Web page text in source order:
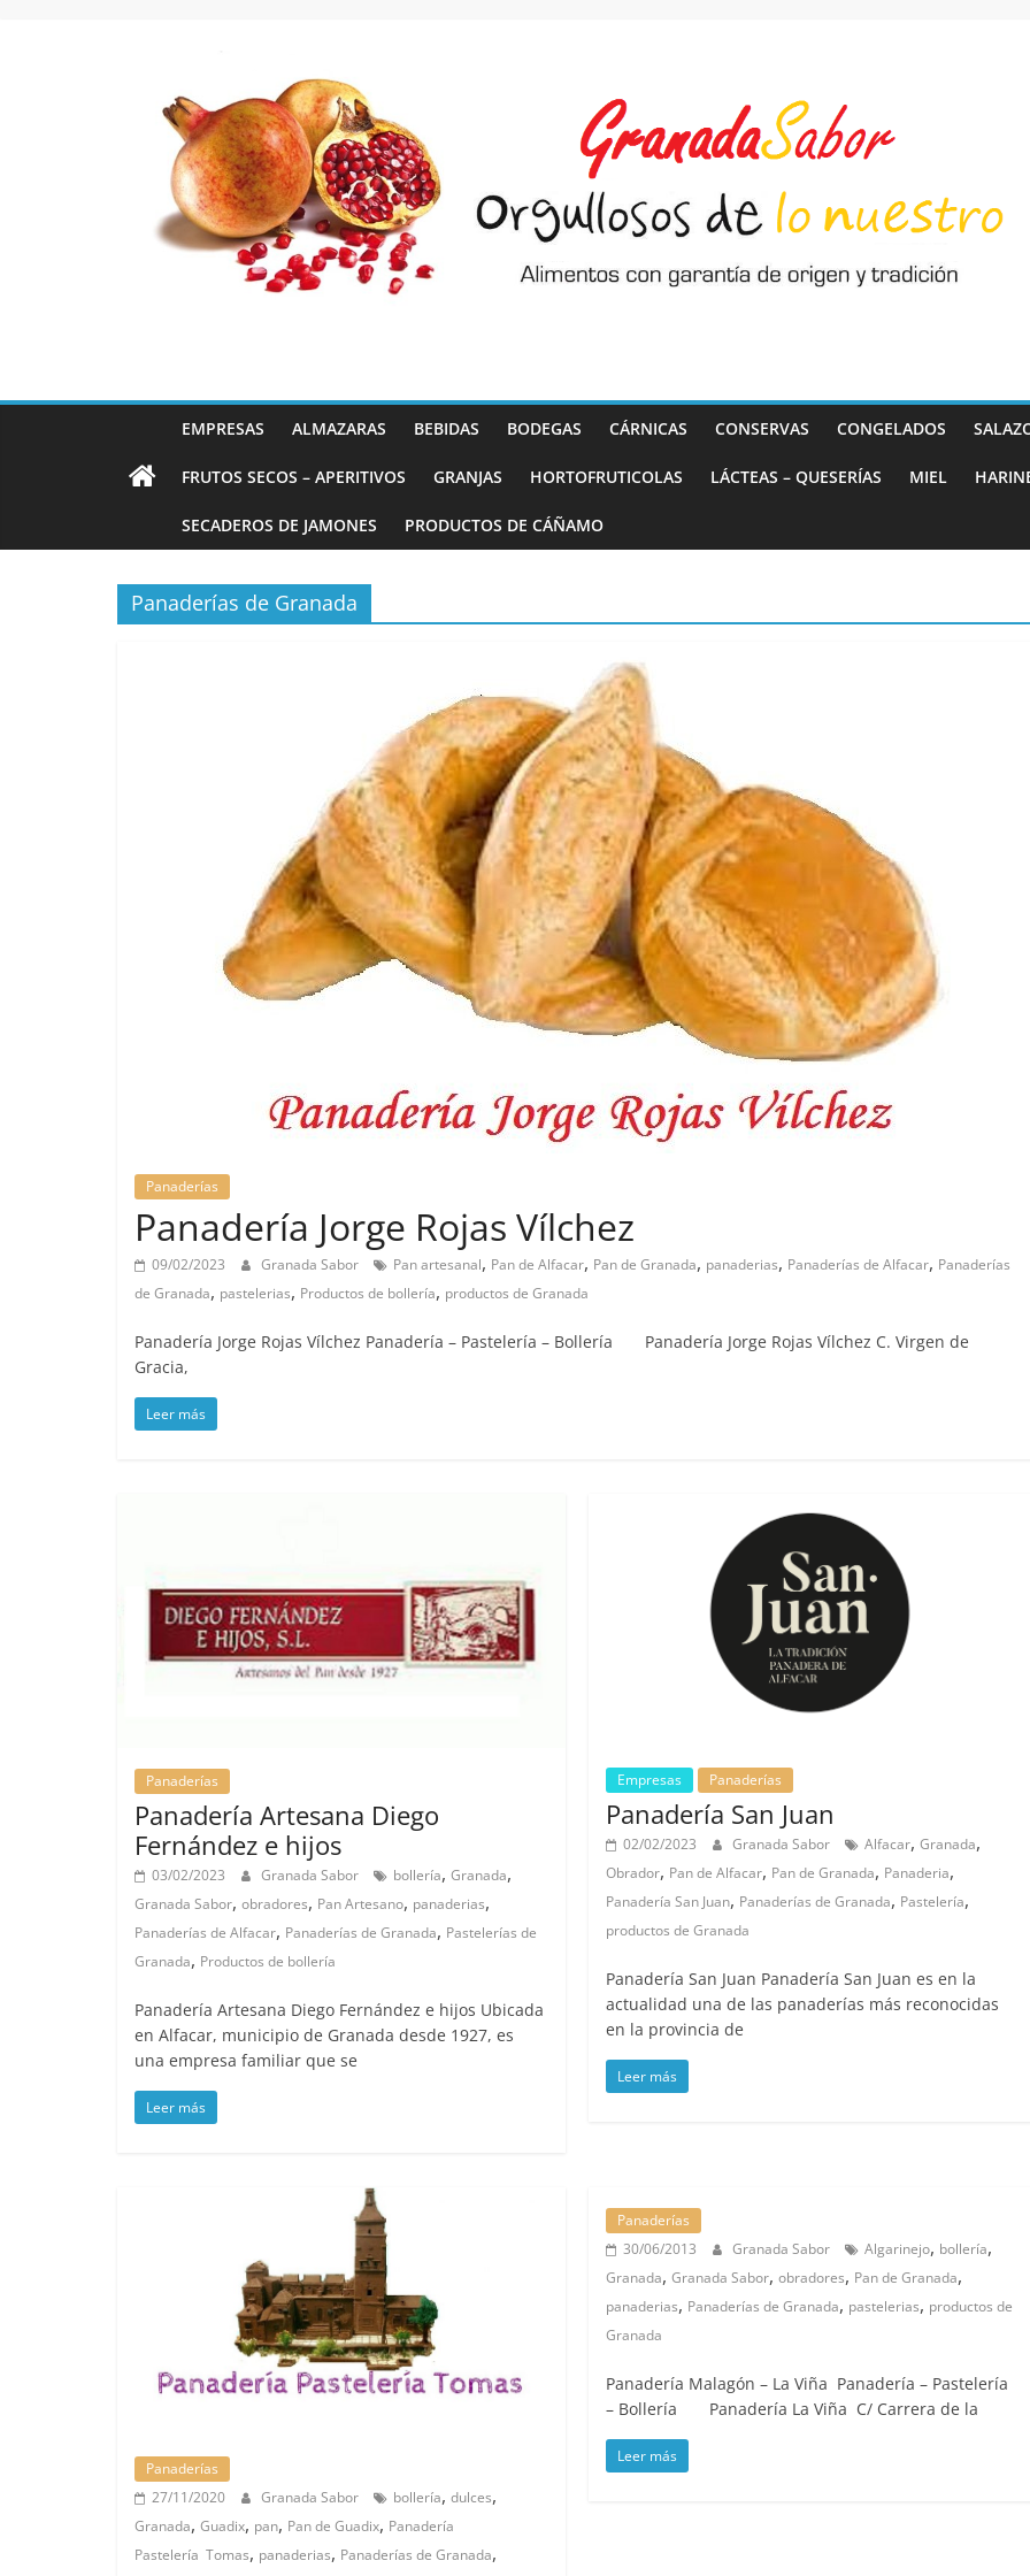
EMPRESAS ALMAZARAS BEBIDAS BODEGAS CÁRNICAS CONSERVAS CONGELADOS
FRUTOS SECOS – APERITIVOS GRANJAS HORTOFRUTICOLAS LÁCTEAS – QUESERÍAS MIEL
SECADEROS DE JAMONES PRODUCTOS DE CÁÑAMO
Panaderías de Granada
Panaderías
Panadería Jorge Rojas Vílchez
09/02/2023 Granada Sabor Pan artesanal, Pan de Alfacar, Pan de Granada, panaderias, Panaderías de Alfacar, Panaderías
de Granada, pastelerias, Productos de bollería, productos de Granada
Panadería Jorge Rojas Vílchez Panadería – Pastelería – Bollería Panadería Jorge Rojas Vílchez C. Virgen de
Gracia,
Leer más
Panaderías
Panadería Artesana Diego
Fernández e hijos
03/02/2023 Granada Sabor bollería, Granada,
Granada Sabor, obradores, Pan Artesano, panaderias,
Panaderías de Alfacar, Panaderías de Granada, Pastelerías de
Granada, Productos de bollería
Panadería Artesana Diego Fernández e hijos Ubicada
en Alfacar, municipio de Granada desde 1927, es
una empresa familiar que se
Leer más
Empresas Panaderías
Panadería San Juan
02/02/2023 Granada Sabor Alfacar,Granada,
Obrador, Pan de Alfacar, Pan de Granada, Panaderia,
Panadería San Juan, Panaderías de Granada, Pastelería,
productos de Granada
Panadería San Juan Panadería San Juan es en la
actualidad una de las panaderías más reconocidas
en la provincia de
Leer más
Panaderías
27/11/2020
Granada Sabor bollería, dulces,
Granada, Guadix, pan, Pan de Guadix, Panadería
Pastelería Tomas, panaderias, Panaderías de Granada,
Panaderías
30/06/2013
Granada Sabor Algarinejo, bollería,
Granada,Granada Sabor,obradores, Pan de Granada,
panaderias, Panaderías de Granada, pastelerias, productos de
Granada
Panadería Malagón – La Viña Panadería – Pastelería
– Bollería Panadería La Viña C/ Carrera de la
Leer más
Panadería Artesana Diego
Fernández e hijos
03/02/2023 Granada Sabor